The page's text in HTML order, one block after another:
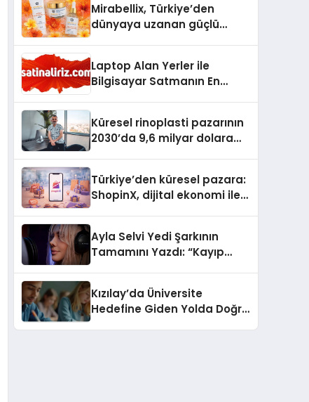
Mirabellix, Türkiye’den
dünyaya uzanan güçlü
Laptop Alan Yerler ile
Bilgisayar Satmanın En
Küresel rinoplasti pazarının
2030’da 9,6 milyar dolara
Türkiye’den küresel pazara:
ShopinX, dijital ekonomi ile
Ayla Selvi Yedi Şarkının
Tamamını Yazdı: “Kayıp
Kızılay’da Üniversite
Hedefine Giden Yolda Doğru